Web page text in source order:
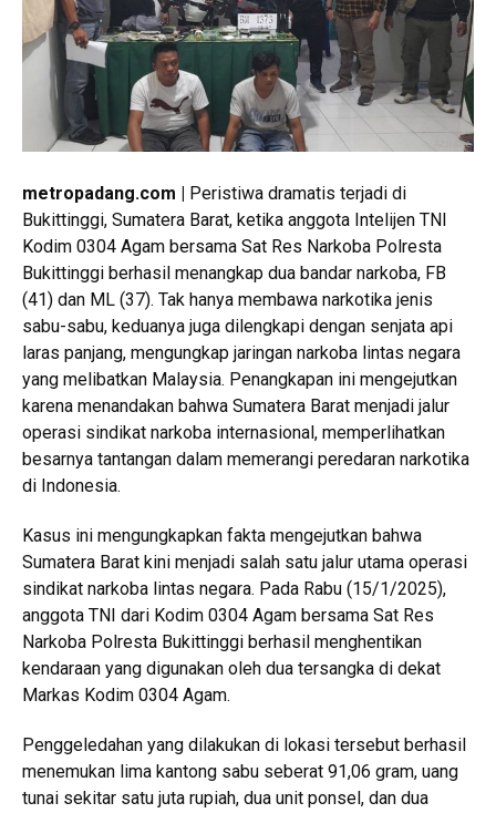
metropadang.com |
Peristiwa dramatis terjadi di
Bukittinggi, Sumatera Barat, ketika anggota Intelijen TNI
Kodim 0304 Agam bersama Sat Res Narkoba Polresta
Bukittinggi berhasil menangkap dua bandar narkoba, FB
(41) dan ML (37). Tak hanya membawa narkotika jenis
sabu-sabu, keduanya juga dilengkapi dengan senjata api
laras panjang, mengungkap jaringan narkoba lintas negara
yang melibatkan Malaysia. Penangkapan ini mengejutkan
karena menandakan bahwa Sumatera Barat menjadi jalur
operasi sindikat narkoba internasional, memperlihatkan
besarnya tantangan dalam memerangi peredaran narkotika
di Indonesia.
Kasus ini mengungkapkan fakta mengejutkan bahwa
Sumatera Barat kini menjadi salah satu jalur utama operasi
sindikat narkoba lintas negara. Pada Rabu (15/1/2025),
anggota TNI dari Kodim 0304 Agam bersama Sat Res
Narkoba Polresta Bukittinggi berhasil menghentikan
kendaraan yang digunakan oleh dua tersangka di dekat
Markas Kodim 0304 Agam.
Penggeledahan yang dilakukan di lokasi tersebut berhasil
menemukan lima kantong sabu seberat 91,06 gram, uang
tunai sekitar satu juta rupiah, dua unit ponsel, dan dua